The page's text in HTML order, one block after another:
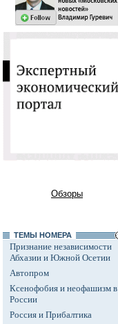
Обзоры
ТЕМЫ НОМЕРА
Признание независимости
Абхазии и Южной Осетии
Автопром
Ксенофобия и неофашизм в
России
Россия и Прибалтика